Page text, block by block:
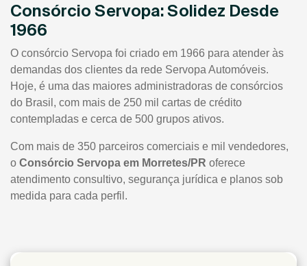
Consórcio Servopa: Solidez Desde
1966
O consórcio Servopa foi criado em 1966 para atender às
demandas dos clientes da rede Servopa Automóveis.
Hoje, é uma das maiores administradoras de consórcios
do Brasil, com mais de 250 mil cartas de crédito
contempladas e cerca de 500 grupos ativos.
Com mais de 350 parceiros comerciais e mil vendedores,
o Consórcio Servopa em Morretes/PR oferece
atendimento consultivo, segurança jurídica e planos sob
medida para cada perfil.